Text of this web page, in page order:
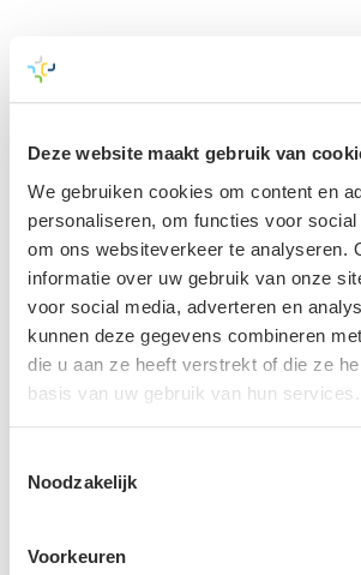
Deze website maakt gebruik van
We gebruiken cookies om content en
personaliseren, om functies voor
om ons websiteverkeer te analyseren.
informatie over uw gebruik van onze
voor social media, adverteren en
kunnen deze gegevens combineren
die u aan ze heeft verstrekt of die ze
basis van uw gebruik van hun services.
Noodzakelijk
Voorkeuren
Van advies tot ontwerp en
Op alle niveaus leveren wij een bijdrage
1. Beleidsontwikkeling
We helpen organisaties bij het
strategie- en beleidsvorming
zodat
structureel wordt verankerd in jouw
projecten. Overheden ondersteunen we
besluitvorming.
2. Energieoplossingen op